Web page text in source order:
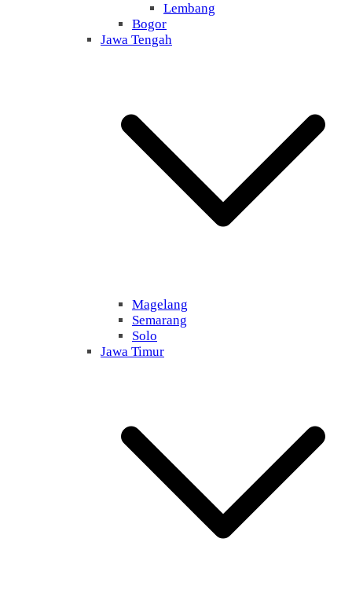
Lembang
Bogor
Jawa Tengah
Magelang
Semarang
Solo
Jawa Timur